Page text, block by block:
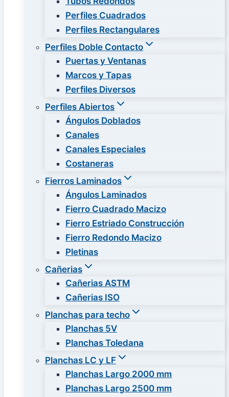
Perfiles Cuadrados
Perfiles Rectangulares
Perfiles Doble Contacto
Puertas y Ventanas
Marcos y Tapas
Perfiles Diversos
Perfiles Abiertos
Ángulos Doblados
Canales
Canales Especiales
Costaneras
Fierros Laminados
Ángulos Laminados
Fierro Cuadrado Macizo
Fierro Estriado Construcción
Fierro Redondo Macizo
Pletinas
Cañerias
Cañerias ASTM
Cañerias ISO
Planchas para techo
Planchas 5V
Planchas Toledana
Planchas LC y LF
Planchas Largo 2000 mm
Planchas Largo 2500 mm